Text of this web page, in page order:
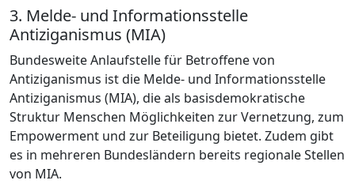
3. Melde- und Informationsstelle
Antiziganismus (MIA)
Bundesweite Anlaufstelle für Betroffene von
Antiziganismus ist die Melde- und Informationsstelle
Antiziganismus (MIA), die als basisdemokratische
Struktur Menschen Möglichkeiten zur Vernetzung, zum
Empowerment und zur Beteiligung bietet. Zudem gibt
es in mehreren Bundesländern bereits regionale Stellen
von MIA.